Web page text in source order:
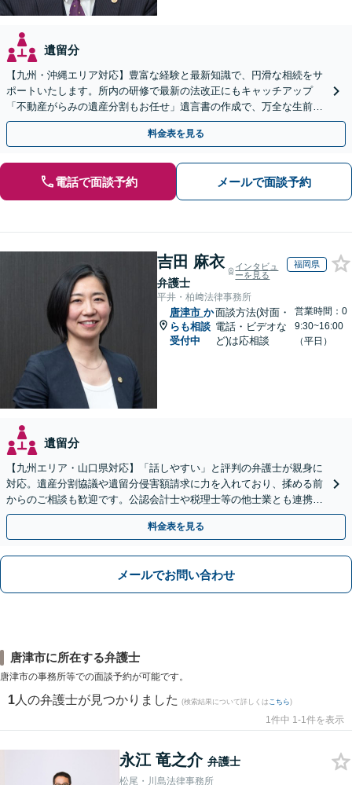
遺留分
【九州・沖縄エリア対応】豊富な経験と最新知識で、円滑な相続をサ
ポートいたします。所内の研修で最新の法改正にもキャッチアップ
「不動産がらみの遺産分割もお任せ」遺言書の作成で、万全な生前対
策をおこないましょう【夜間・休日面談可】
料金表を見る
電話で面談予約 メールで面談予約
吉田 麻衣
弁護士
インタビュ
ーを見る
福岡県
平井・柏﨑法律事務所
唐津市 か
らも相談
受付中
面談方法(対面・
電話・ビデオな
ど)は応相談
営業時間：0
9:30~16:00
（平日）
遺留分
【九州エリア・山口県対応】「話しやすい」と評判の弁護士が親身に
対応。遺産分割協議や遺留分侵害額請求に力を入れており、揉める前
からのご相談も歓迎です。公認会計士や税理士等の他士業とも連携
し、円満な解決を全力でサポートいたします。
料金表を見る
メールでお問い合わせ
唐津市に所在する弁護士
唐津市の事務所等での面談予約が可能です。
1 人の弁護士が見つかりました (検索結果について詳しくは こちら)
1件中 1-1件を表示
永江 竜之介 弁護士
松尾・川島法律事務所